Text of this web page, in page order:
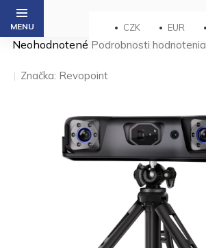
Prejsť
obsah
CZK EUR
Priemerné
produktu
je
Neohodnotené Podrobnosti hodnotenia
Značka: Revopoint